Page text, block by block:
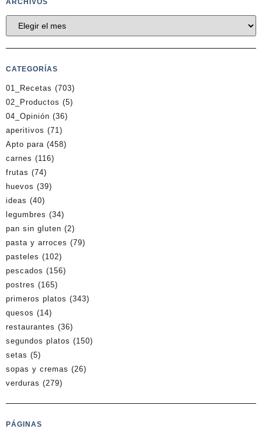
ARCHIVOS
CATEGORÍAS
01_Recetas (703)
02_Productos (5)
04_Opinión (36)
aperitivos (71)
Apto para (458)
carnes (116)
frutas (74)
huevos (39)
ideas (40)
legumbres (34)
pan sin gluten (2)
pasta y arroces (79)
pasteles (102)
pescados (156)
postres (165)
primeros platos (343)
quesos (14)
restaurantes (36)
segundos platos (150)
setas (5)
sopas y cremas (26)
verduras (279)
PÁGINAS